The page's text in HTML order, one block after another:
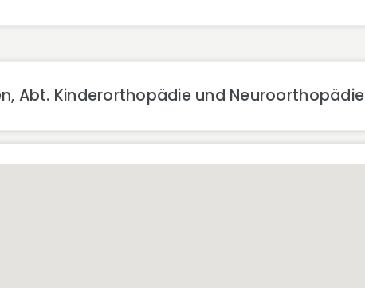
Abt. Kinderorthopädie und Neuroorthopädie